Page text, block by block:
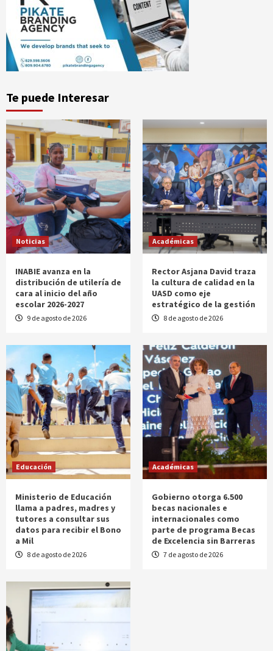
Te puede Interesar
Noticias
INABIE avanza en la
distribución de utilería de
cara al inicio del año
escolar 2026-2027
9 de agosto de 2026
Académicas
Rector Asjana David traza
la cultura de calidad en la
UASD como eje
estratégico de la gestión
8 de agosto de 2026
Educación
Ministerio de Educación
llama a padres, madres y
tutores a consultar sus
datos para recibir el Bono
a Mil
8 de agosto de 2026
Académicas
Gobierno otorga 6.500
becas nacionales e
internacionales como
parte de programa Becas
de Excelencia sin Barreras
7 de agosto de 2026